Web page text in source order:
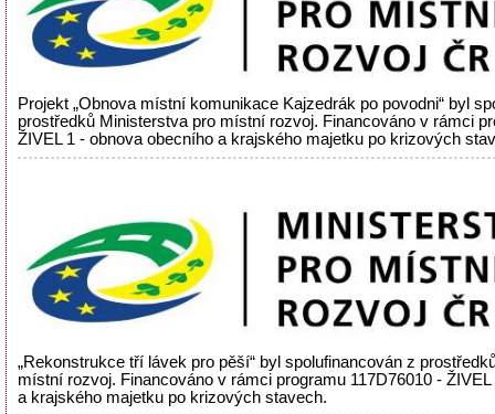
Projekt „Obnova místní komunikace Kajzedrák po povodni“ byl
prostředků Ministerstva pro místní rozvoj. Financováno v rámci
ŽIVEL 1 - obnova obecního a krajského majetku po krizových
„Rekonstrukce tří lávek pro pěší“ byl spolufinancován z
místní rozvoj. Financováno v rámci programu 117D76010 -
a krajského majetku po krizových stavech.